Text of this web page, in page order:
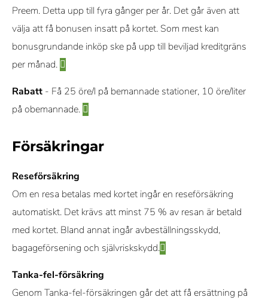
Preem. Detta upp till fyra gånger per år. Det går även att
välja att få bonusen insatt på kortet. Som mest kan
bonusgrundande inköp ske på upp till beviljad kreditgräns
per månad.
Rabatt - Få 25 öre/l på bemannade stationer, 10 öre/liter
på obemannade.
Försäkringar
Reseförsäkring
Om en resa betalas med kortet ingår en reseförsäkring
automatiskt. Det krävs att minst 75 % av resan är betald
med kortet. Bland annat ingår avbeställningsskydd,
bagageförsening och självriskskydd.
Tanka-fel-försäkring
Genom Tanka-fel-försäkringen går det att få ersättning på